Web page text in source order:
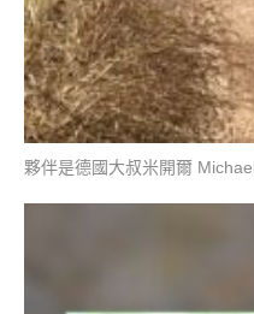
夥伴是德國大叔米開爾